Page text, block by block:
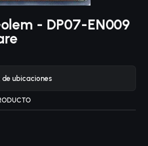
- DP07-EN009
ubicaciones